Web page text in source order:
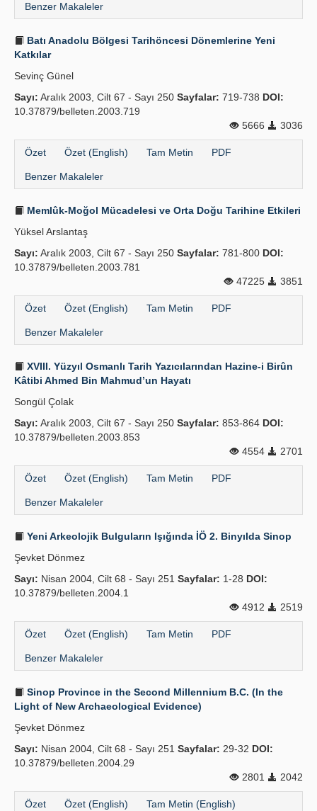
Benzer Makaleler
Batı Anadolu Bölgesi Tarihöncesi Dönemlerine Yeni
Katkılar
Sevinç Günel
Sayı: Aralık 2003, Cilt 67 - Sayı 250 Sayfalar: 719-738 DOI:
10.37879/belleten.2003.719
5666
3036
Özet Özet (English) Tam Metin PDF
Benzer Makaleler
Memlûk-Moğol Mücadelesi ve Orta Doğu Tarihine Etkileri
Yüksel Arslantaş
Sayı: Aralık 2003, Cilt 67 - Sayı 250 Sayfalar: 781-800 DOI:
10.37879/belleten.2003.781
47225
3851
Özet Özet (English) Tam Metin PDF
Benzer Makaleler
XVIII. Yüzyıl Osmanlı Tarih Yazıcılarından Hazine-i Birûn
Kâtibi Ahmed Bin Mahmud’un Hayatı
Songül Çolak
Sayı: Aralık 2003, Cilt 67 - Sayı 250 Sayfalar: 853-864 DOI:
10.37879/belleten.2003.853
4554
2701
Özet Özet (English) Tam Metin PDF
Benzer Makaleler
Yeni Arkeolojik Bulguların Işığında İÖ 2. Binyılda Sinop
Şevket Dönmez
Sayı: Nisan 2004, Cilt 68 - Sayı 251 Sayfalar: 1-28 DOI:
10.37879/belleten.2004.1
4912
2519
Özet Özet (English) Tam Metin PDF
Benzer Makaleler
Sinop Province in the Second Millennium B.C. (In the
Light of New Archaeological Evidence)
Şevket Dönmez
Sayı: Nisan 2004, Cilt 68 - Sayı 251 Sayfalar: 29-32 DOI:
10.37879/belleten.2004.29
2801
2042
Özet Özet (English) Tam Metin (English)